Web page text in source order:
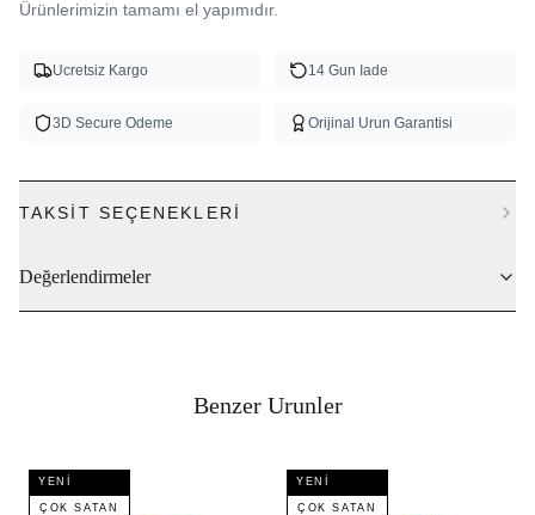
Ürünlerimizin tamamı el yapımıdır.
Ucretsiz Kargo 14 Gun Iade
3D Secure Odeme Orijinal Urun Garantisi
TAKSIT SEÇENEKLERI
Değerlendirmeler
Benzer Urunler
YENI
ÇOK SATAN
YENI
ÇOK SATAN